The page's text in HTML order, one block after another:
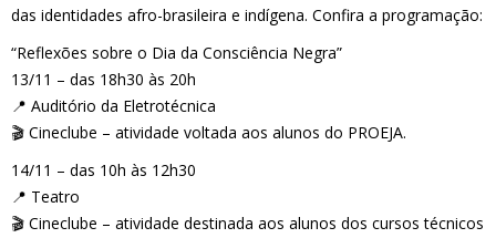
das identidades afro-brasileira e indígena. Confira a programação:
“Reflexões sobre o Dia da Consciência Negra”
13/11 – das 18h30 às 20h
📍 Auditório da Eletrotécnica
🎬 Cineclube – atividade voltada aos alunos do PROEJA.
14/11 – das 10h às 12h30
📍 Teatro
🎬 Cineclube – atividade destinada aos alunos dos cursos técnicos